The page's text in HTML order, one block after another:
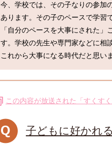
今、学校では、その子なりの参加
あります。その子のペースで学習
「自分のペースを大事にされた
す。学校の先生や専門家などに相
この内容が放送された「すくす
子どもに好かれ